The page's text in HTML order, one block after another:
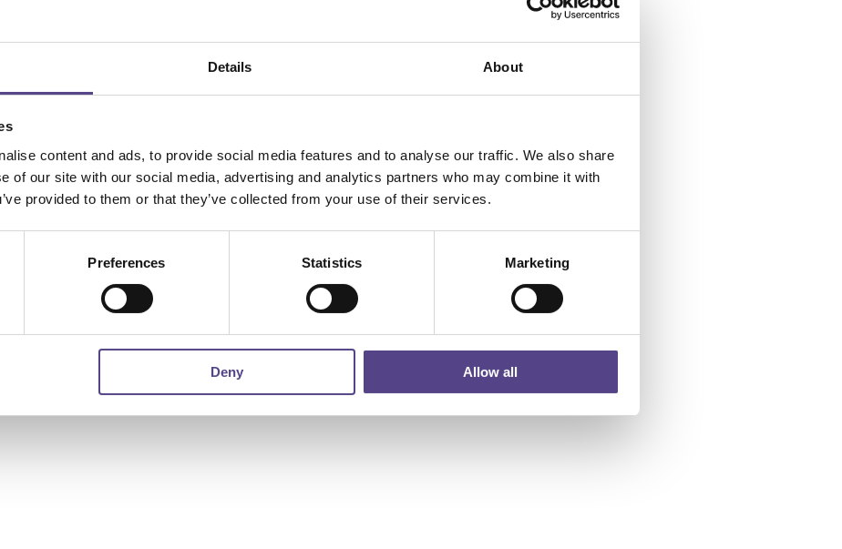
Details About
content and ads, to provide social media features and to analyse our traffic. We also share
of our site with our social media, advertising and analytics partners who may combine it with
provided to them or that they’ve collected from your use of their services.
Preferences Statistics Marketing
Deny Allow all